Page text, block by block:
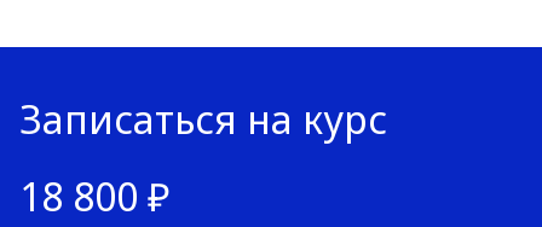
Записаться на курс
18 800 ₽